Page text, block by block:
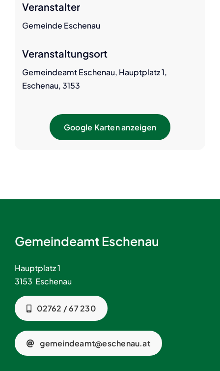
Veranstalter
Gemeinde Eschenau
Veranstaltungsort
Gemeindeamt Eschenau, Hauptplatz 1,
Eschenau, 3153
Google Karten anzeigen
Gemeindeamt Eschenau
Hauptplatz 1
3153 Eschenau
02762 / 67 230
gemeindeamt@eschenau.at